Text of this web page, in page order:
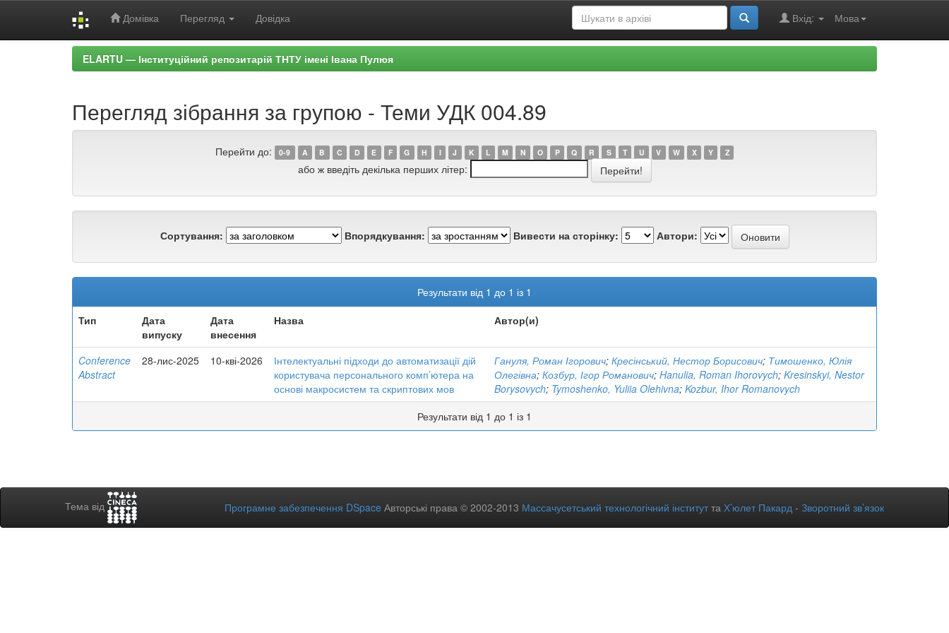
Домівка Перегляд Довідка Мова
Вхід:
ELARTU — Інституційний репозитарій ТНТУ імені Івана Пулюя
Перегляд зібрання за групою - Теми УДК 004.89
Перейти до: 0-9 A B C D E F G H I J K L M N O P Q R S T U V W X Y Z
або ж введіть декілька перших літер:
Сортування: Впорядкування: Вивести на сторінку: Автори:
Результати від 1 до 1 із 1
Тип
Дата
випуску
Дата
внесення
Назва Автор(и)
Conference
Abstract
28-лис-2025 10-кві-2026
Інтелектуальні підходи до автоматизації дій
користувача персонального комп’ютера на
основі макросистем та скриптових мов
Гануля, Роман Ігорович; Кресінський, Нестор Борисович; Тимошенко, Юлія
Олегівна; Козбур, Ігор Романович; Hanulia, Roman Ihorovych; Kresinskyi, Nestor
Borysovych; Tymoshenko, Yuliia Olehivna; Kozbur, Ihor Romanovych
Результати від 1 до 1 із 1
Тема від Програмне забезпечення DSpace Авторські права © 2002-2013 Массачусетський технологічний інститутта Х’юлет Пакард - Зворотний зв’язок